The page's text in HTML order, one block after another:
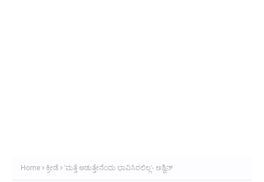
Home ಕ್ರೀಡೆ 'ಮತ್ತೆ ಆಡುತ್ತೇನೆಂದು ಭಾವಿಸಿರಲಿಲ್ಲ'- ಅಶ್ವಿನ್